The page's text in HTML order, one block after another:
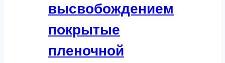
высвобождением
покрытые
пленочной